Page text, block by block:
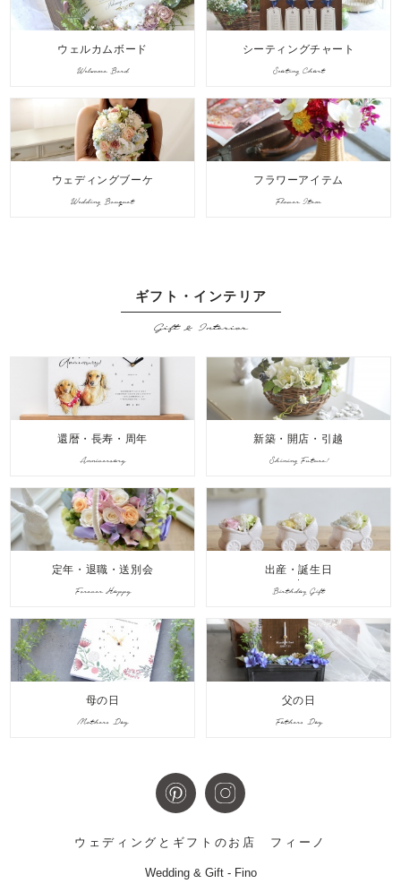
ウェルカムボード
Welcome Bord
シーティングチャート
Seating Chart
ウェディングブーケ
Wedding Bouquet
フラワーアイテム
Flower Item
ギフト・インテリア
Gift & Interior
還暦・長寿・周年
Anniversary
新築・開店・引越
Shining Future!
定年・退職・送別会
Forever Happy
出産・誕生日
Birthday Gift
母の日
Mothers Day
父の日
Fathers Day
ウェディングとギフトのお店 フィーノ
Wedding & Gift - Fino